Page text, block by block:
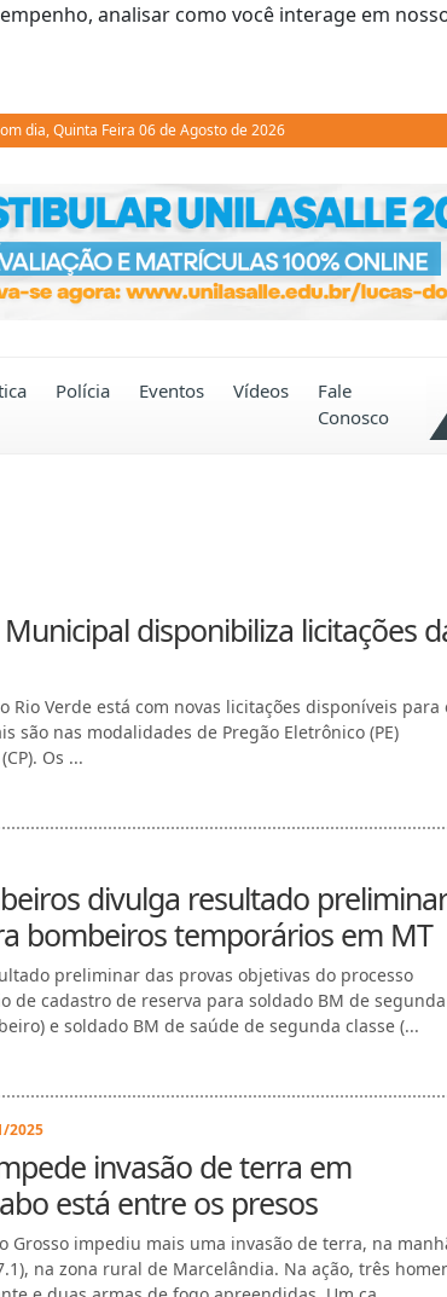
analisar como você interage em
dia, Quinta Feira 06 de Agosto de 2026
Conosco
disponibiliza licitações da
Rio Verde está com novas licitações disponíveis para
são nas modalidades de Pregão Eletrônico (PE)
Os ...
divulga resultado preliminar
bombeiros temporários em MT
preliminar das provas objetivas do processo
de cadastro de reserva para soldado BM de segunda
e soldado BM de saúde de segunda classe (...
2025
invasão de terra em
está entre os presos
Grosso impediu mais uma invasão de terra, na manhã
na zona rural de Marcelândia. Na ação, três
e duas armas de fogo apreendidas. Um ca...